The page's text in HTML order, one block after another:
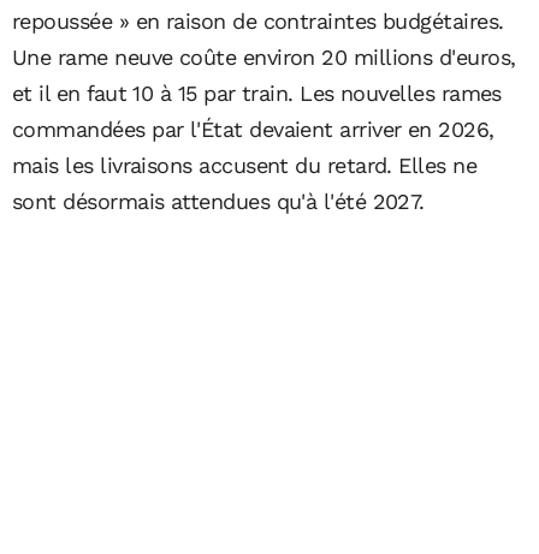
repoussée » en raison de contraintes budgétaires.
Une rame neuve coûte environ 20 millions d'euros,
et il en faut 10 à 15 par train. Les nouvelles rames
commandées par l'État devaient arriver en 2026,
mais les livraisons accusent du retard. Elles ne
sont désormais attendues qu'à l'été 2027.